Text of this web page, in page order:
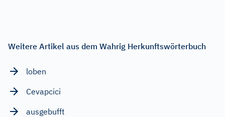
Weitere Artikel aus dem Wahrig Herkunftswörterbuch
loben
Cevapcici
ausgebufft